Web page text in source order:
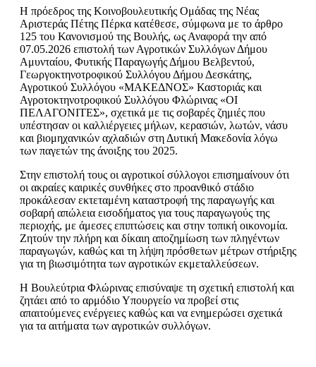
Η πρόεδρος της Κοινοβουλευτικής Ομάδας της Νέας
Αριστεράς Πέτης Πέρκα κατέθεσε, σύμφωνα με το άρθρο
125 του Κανονισμού της Βουλής, ως Αναφορά την από
07.05.2026 επιστολή των Αγροτικών Συλλόγων Δήμου
Αμυνταίου, Φυτικής Παραγωγής Δήμου Βελβεντού,
Γεωργοκτηνοτροφικού Συλλόγου Δήμου Δεσκάτης,
Αγροτικού Συλλόγου «ΜΑΚΕΔΝΟΣ» Καστοριάς και
Αγροτοκτηνοτροφικού Συλλόγου Φλώρινας «ΟΙ
ΠΕΛΑΓΟΝΙΤΕΣ», σχετικά με τις σοβαρές ζημιές που
υπέστησαν οι καλλιέργειες μήλων, κερασιών, λωτών, νάσυ
και βιομηχανικών αχλαδιών στη Δυτική Μακεδονία λόγω
των παγετών της άνοιξης του 2025.
Στην επιστολή τους οι αγροτικοί σύλλογοι επισημαίνουν ότι
οι ακραίες καιρικές συνθήκες στο προανθικό στάδιο
προκάλεσαν εκτεταμένη καταστροφή της παραγωγής και
σοβαρή απώλεια εισοδήματος για τους παραγωγούς της
περιοχής, με άμεσες επιπτώσεις και στην τοπική οικονομία.
Ζητούν την πλήρη και δίκαιη αποζημίωση των πληγέντων
παραγωγών, καθώς και τη λήψη πρόσθετων μέτρων στήριξης
για τη βιωσιμότητα των αγροτικών εκμεταλλεύσεων.
Η Βουλεύτρια Φλώρινας επισύναψε τη σχετική επιστολή και
ζητάει από το αρμόδιο Υπουργείο να προβεί στις
απαιτούμενες ενέργειες καθώς και να ενημερώσει σχετικά
για τα αιτήματα των αγροτικών συλλόγων.